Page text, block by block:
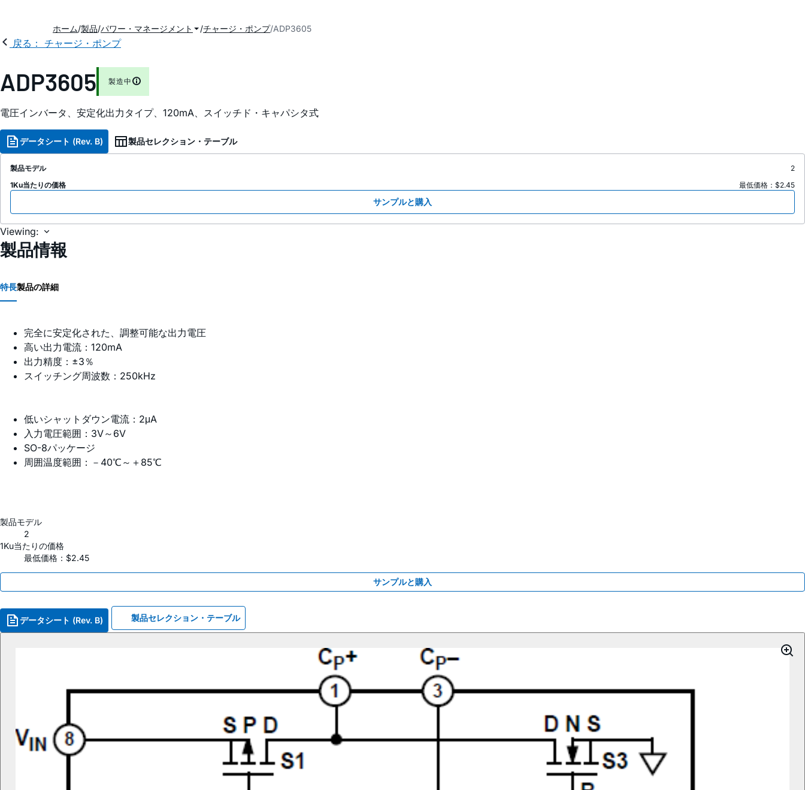
ホーム 製品 パワー・マネージメント チャージ・ポンプ ADP3605
戻る： チャージ・ポンプ
ADP3605 製造中
電圧インバータ、安定化出力タイプ、120mA、スイッチド・キャパシタ式
データシート (Rev. B) 製品セレクション・テーブル
製品モデル
2
1Ku当たりの価格
最低価格：$2.45
サンプルと購入
Viewing:
製品情報
特長製品の詳細
完全に安定化された、調整可能な出力電圧
高い出力電流：120mA
出力精度：±3％
スイッチング周波数：250kHz
低いシャットダウン電流：2μA
入力電圧範囲：3V～6V
SO-8パッケージ
周囲温度範囲：－40℃～＋85℃
製品モデル
2
1Ku当たりの価格
最低価格：$2.45
サンプルと購入
データシート (Rev. B) 製品セレクション・テーブル